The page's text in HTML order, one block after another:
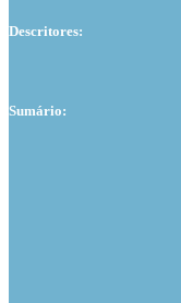
Descritores:
Sumário: